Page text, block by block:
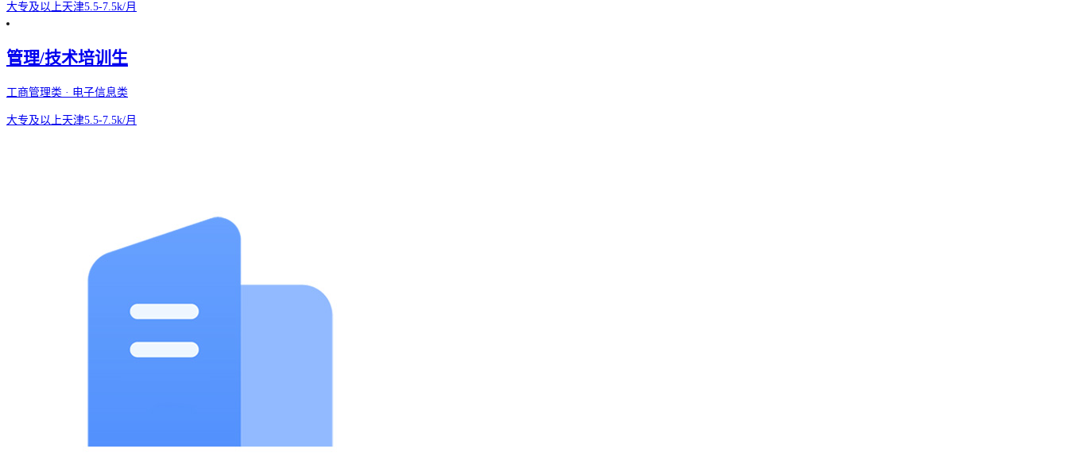
大专及以上天津5.5-7.5k/月
管理/技术培训生
工商管理类 · 电子信息类
大专及以上天津5.5-7.5k/月